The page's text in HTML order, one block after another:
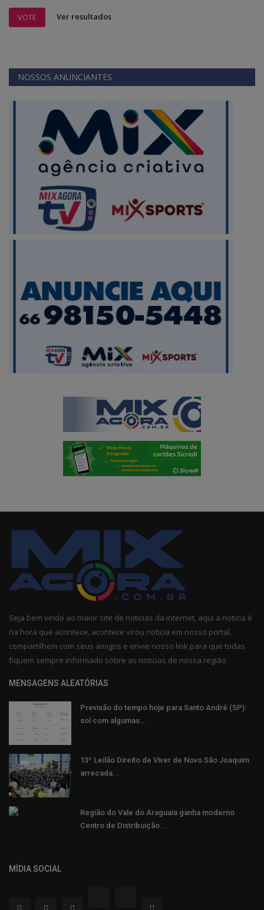
VOTE Ver resultados
NOSSOS ANUNCIANTES
Seja bem vindo ao maior site de noticias da internet, aqui a noticia é
na hora que acontece, acontece virou noticia em nosso portal,
compartilhem com seus amigos e envie nosso link para que todas
fiquem sempre informado sobre as noticias de nossa região
MENSAGENS ALEATÓRIAS
Previsão do tempo hoje para Santo André (SP):
sol com algumas...
13º Leilão Direito de Viver de Novo São Joaquim
arrecada...
Região do Vale do Araguaia ganha moderno
Centro de Distribuição...
MÍDIA SOCIAL